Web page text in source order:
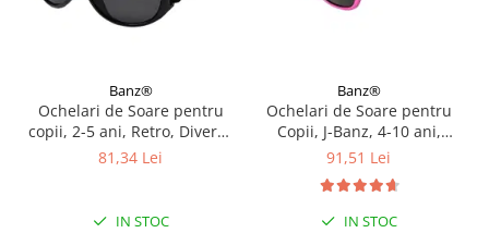
Banz®
Ochelari de Soare pentru
copii, 2-5 ani, Retro, Diverse
culori
81,34 Lei
IN STOC
Banz®
Ochelari de Soare pentru
Copii, J-Banz, 4-10 ani,
Flyer, Roz
91,51 Lei
IN STOC